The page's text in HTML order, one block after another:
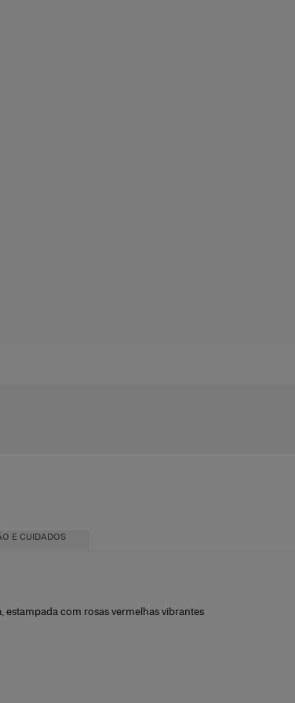
E CUIDADOS
estampada com rosas vermelhas vibrantes